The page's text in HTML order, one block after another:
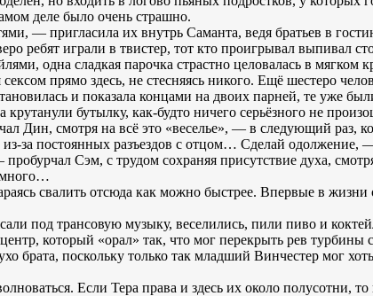
деле было очень страшно.
— пригласила их внутрь Саманта, ведя братьев в
ребят играли в твистер, тот кто проигрывал выпивал
одна сладкая парочка страстно целовалась в
прямо здесь, не стесняясь никого. Ещё шестеро
и показала концами на двоих парней, те уже
крутанули бутылку, как-будто ничего серьёзного не
смотря на всё это «веселье», — в следующий раз,
за постоянных разъездов с отцом… Сделай одолжение,
Сэм, с трудом сохраняя присутствие духа,
свалить отсюда как можно быстрее. Впервые в
под трансовую музыку, веселились, пили пиво и
который «орал» так, что мог перекрыть рев турбины
брата, поскольку только так младший Винчестер мог
Если Тера права и здесь их около полусотни, то